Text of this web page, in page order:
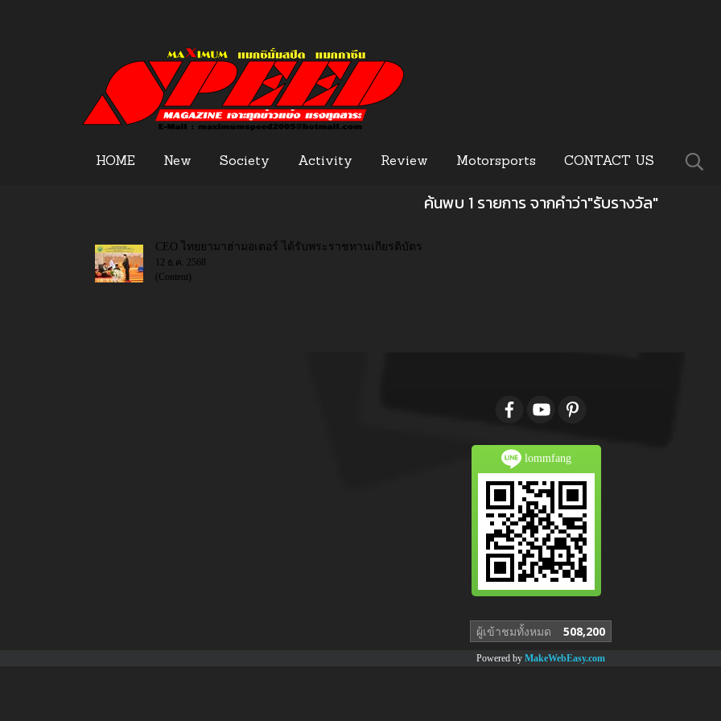
HOME New Society Activity Review Motorsports CONTACT US
ค้นพบ 1 รายการ จากคำว่า"รับรางวัล"
CEO ไทยยามาฮ่ามอเตอร์ ได้รับพระราชทานเกียรติบัตร
12 ธ.ค. 2568
(Content)
lommfang
ผู้เข้าชมทั้งหมด 508,200
Powered by MakeWebEasy.com